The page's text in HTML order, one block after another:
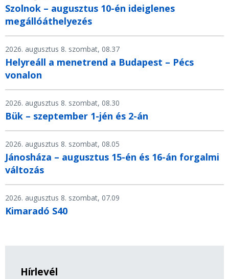
Szolnok – augusztus 10-én ideiglenes
megállóáthelyezés
2026. augusztus 8. szombat, 08.37
Helyreáll a menetrend a Budapest – Pécs
vonalon
2026. augusztus 8. szombat, 08.30
Bük – szeptember 1-jén és 2-án
2026. augusztus 8. szombat, 08.05
Jánosháza – augusztus 15-én és 16-án forgalmi
változás
2026. augusztus 8. szombat, 07.09
Kimaradó S40
Hírlevél